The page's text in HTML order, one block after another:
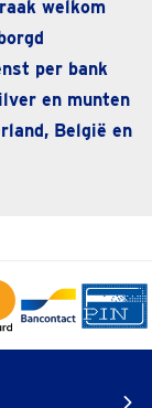
welkom
per bank
en munten
België en